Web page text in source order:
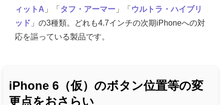
ィットA 」「 タフ・アーマー 」「 ウルトラ・ハイブリ
ッド 」の3種類。どれも4.7インチの次期iPhoneへの対
応を謳っている製品です。
iPhone 6（仮）のボタン位置等の変
更点をおさらい